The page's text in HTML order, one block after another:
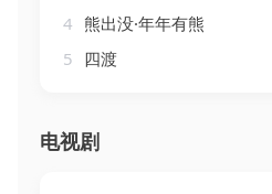
4 熊出没·年年有熊
5 四渡
电视剧